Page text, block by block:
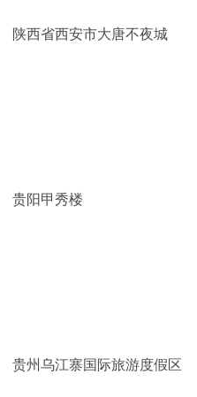
陕西省西安市大唐不夜城
贵阳甲秀楼
贵州乌江寨国际旅游度假区